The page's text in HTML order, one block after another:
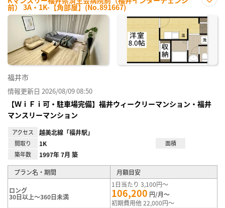
前） 3A・1K-【角部屋】(No.891667)
に入
り登
録
福井市
情報更新日 2026/08/09 08:50
【ＷｉＦｉ可・駐車場完備】福井ウィークリーマンション・福井
マンスリーマンション
アクセス 越美北線「福井駅」
間取り 1K
面積
築年数
1997年 7月 築
プラン名・期間 月額目安
ロング
30日以上～360日未満
1日当たり 3,100円～
106,200 円/月～
初期費用他 22,000円～